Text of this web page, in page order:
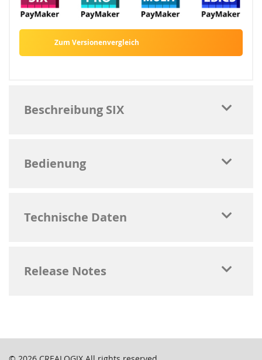
Zum Versionenvergleich
Beschreibung SIX
Bedienung
Technische Daten
Release Notes